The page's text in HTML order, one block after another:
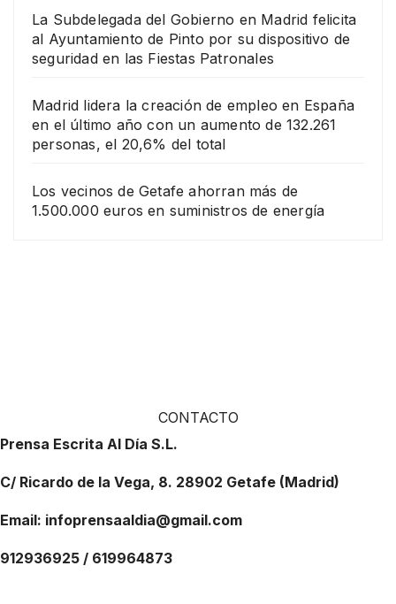
La Subdelegada del Gobierno en Madrid felicita
al Ayuntamiento de Pinto por su dispositivo de
seguridad en las Fiestas Patronales
Madrid lidera la creación de empleo en España
en el último año con un aumento de 132.261
personas, el 20,6% del total
Los vecinos de Getafe ahorran más de
1.500.000 euros en suministros de energía
CONTACTO
Prensa Escrita Al Día S.L.
C/ Ricardo de la Vega, 8. 28902 Getafe (Madrid)
Email: infoprensaaldia@gmail.com
912936925 / 619964873